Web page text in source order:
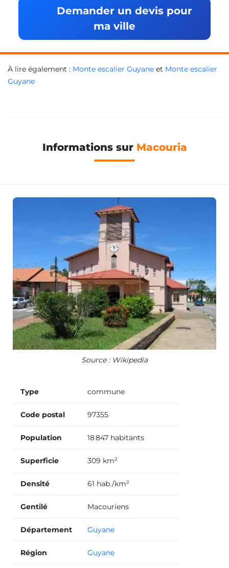
Demander un devis pour
ma ville
À lire également : Monte escalier Guyane et Monte escalier
Guyane
Informations sur Macouria
Source : Wikipedia
Type commune
Code postal 97355
Population 18 847 habitants
Superficie 309 km²
Densité 61 hab./km²
Gentilé Macouriens
Département Guyane
Région Guyane